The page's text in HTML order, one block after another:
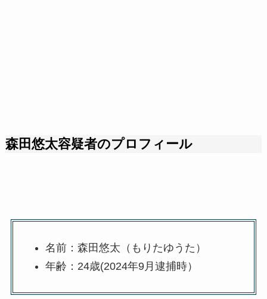
森田悠太容疑者のプロフィール
名前：森田悠太（もりたゆうた）
年齢：24歳(2024年9月逮捕時）